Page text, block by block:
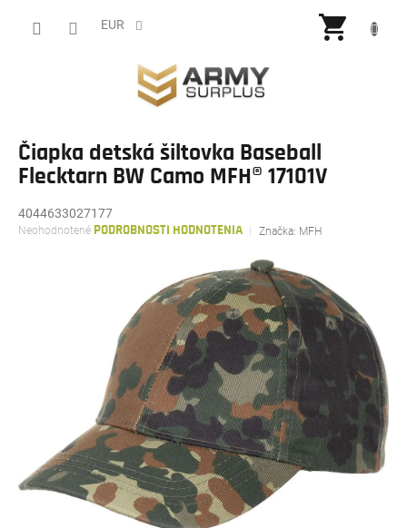
EUR
Čiapka detská šiltovka Baseball
Flecktarn BW Camo MFH® 17101V
4044633027177
Priemerné
Neohodnotené PODROBNOSTI HODNOTENIA Značka: MFH